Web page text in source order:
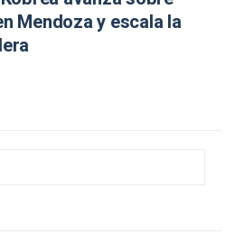
Mendoza y escala la